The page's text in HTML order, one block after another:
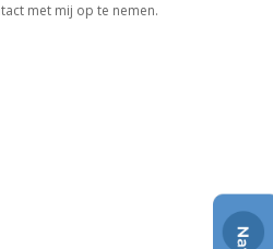
met mij op te nemen.